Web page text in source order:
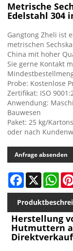
Metrische
Edelstahl 304
Gangtong Zheli ist
metrischen
China mit hoher
Sie gerne Kontakt
Probe: Kostenlose
Zertifikat: ISO
Anwendung:
Bauwesen
Paket: 25 kg/
oder nach
Anfrage absenden
Facebook
X
Herstellung
Hutmuttern
Direktverkauf